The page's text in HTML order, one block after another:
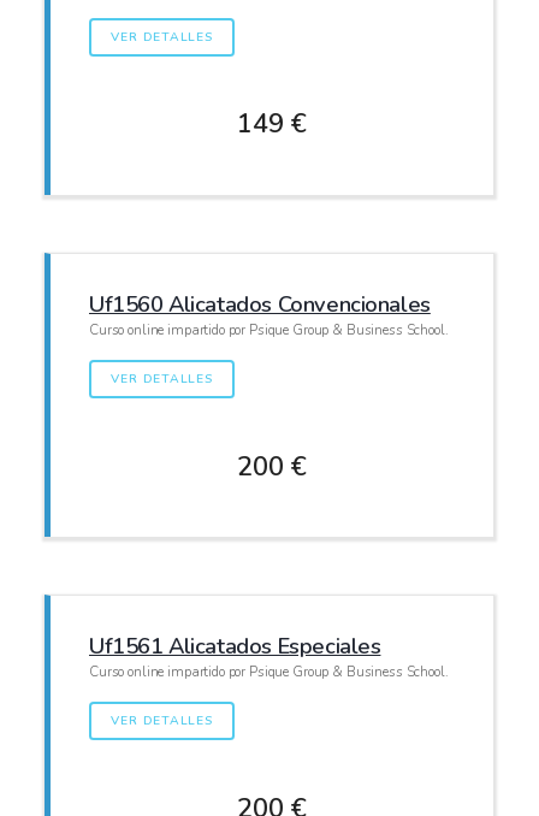
VER DETALLES
149 €
Uf1560 Alicatados Convencionales
Curso online impartido por Psique Group & Business School.
VER DETALLES
200 €
Uf1561 Alicatados Especiales
Curso online impartido por Psique Group & Business School.
VER DETALLES
200 €